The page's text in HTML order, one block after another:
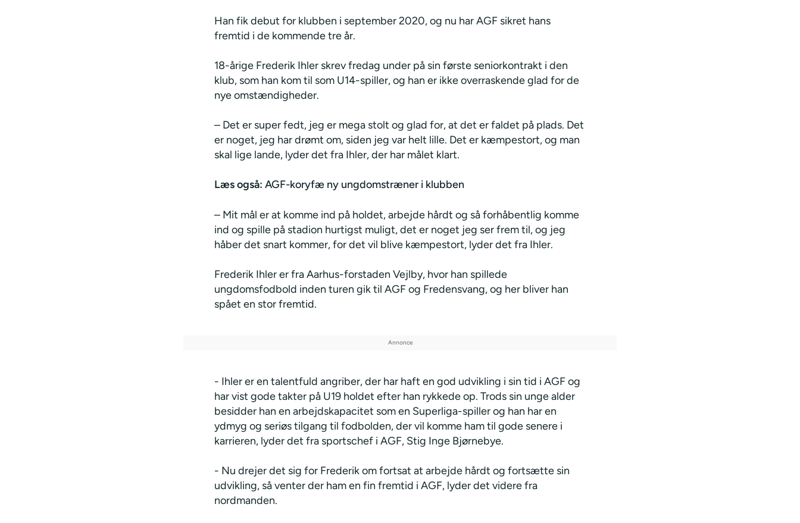
Han fik debut for klubben i september 2020, og nu har AGF sikret hans
fremtid i de kommende tre år.
18-årige Frederik Ihler skrev fredag under på sin første seniorkontrakt i den
klub, som han kom til som U14-spiller, og han er ikke overraskende glad for de
nye omstændigheder.
– Det er super fedt, jeg er mega stolt og glad for, at det er faldet på plads. Det
er noget, jeg har drømt om, siden jeg var helt lille. Det er kæmpestort, og man
skal lige lande, lyder det fra Ihler, der har målet klart.
Læs også: AGF-koryfæ ny ungdomstræner i klubben
– Mit mål er at komme ind på holdet, arbejde hårdt og så forhåbentlig komme
ind og spille på stadion hurtigst muligt, det er noget jeg ser frem til, og jeg
håber det snart kommer, for det vil blive kæmpestort, lyder det fra Ihler.
Frederik Ihler er fra Aarhus-forstaden Vejlby, hvor han spillede
ungdomsfodbold inden turen gik til AGF og Fredensvang, og her bliver han
spået en stor fremtid.
- Ihler er en talentfuld angriber, der har haft en god udvikling i sin tid i AGF og
har vist gode takter på U19 holdet efter han rykkede op. Trods sin unge alder
besidder han en arbejdskapacitet som en Superliga-spiller og han har en
ydmyg og seriøs tilgang til fodbolden, der vil komme ham til gode senere i
karrieren, lyder det fra sportschef i AGF, Stig Inge Bjørnebye.
- Nu drejer det sig for Frederik om fortsat at arbejde hårdt og fortsætte sin
udvikling, så venter der ham en fin fremtid i AGF, lyder det videre fra
nordmanden.